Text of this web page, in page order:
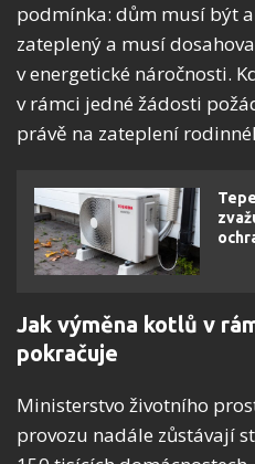
podmínka: dům musí být
zateplený a musí
v energetické náročnosti.
v rámci jedné žádosti
právě na zateplení
Jak výměna kotlů v
pokračuje
Ministerstvo životního
provozu nadále zůstávají